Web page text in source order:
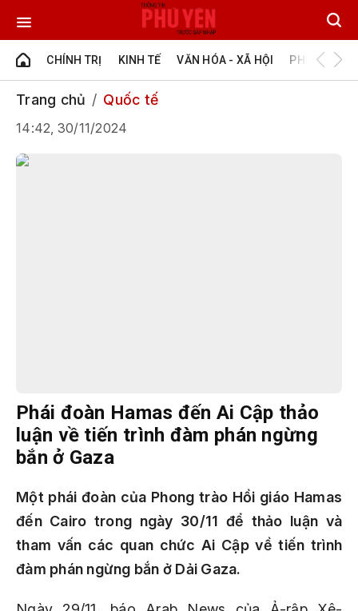
CHÍNH TRỊ KINH TẾ VĂN HÓA - XÃ HỘI PHÚ YÊN -
Trang chủ Quốc tế
14:42, 30/11/2024
Phái đoàn Hamas đến Ai Cập thảo
luận về tiến trình đàm phán ngừng
bắn ở Gaza
Một phái đoàn của Phong trào Hồi giáo Hamas
đến Cairo trong ngày 30/11 để thảo luận và
tham vấn các quan chức Ai Cập về tiến trình
đàm phán ngừng bắn ở Dải Gaza.